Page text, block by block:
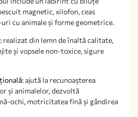
magnetic, xilofon, ceas
cu animale și forme geometrice.
realizat din lemn de înaltă calitate,
și vopsele non-toxice, sigure
ajută la recunoașterea
și animalelor, dezvoltă
ochi, motricitatea fină și gândirea